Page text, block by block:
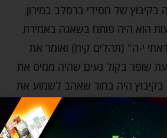
של חסידי ברסלב במירון.
הוא היה פותח בשאגה באמירת
י-ה" (תהלים קיח) ואומר את
שופר בקול נעים שהיה ממיס את
היה בחור שאהב לשמוע את
אמירת הפסוקים והיה עומד בסמוך
מדי שנה את המעמד הנשגב. באותה